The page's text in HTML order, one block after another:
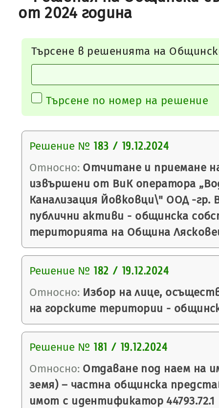
от 2024 година
Търсене в решенията на
Търсене по номер на решение
Решение № 183 / 19.12.2024
Относно: Отчитане и приемане
извършени от ВиК оператора
Канализация Йовковци\" ООД -гр.
публични активи - общинска
територията на Община
Решение № 182 / 19.12.2024
Относно: Избор на лице,
на горските територии -
Решение № 181 / 19.12.2024
Относно: Отдаване под наем на
земя) – частна общинска
имот с идентификатор 44793.72.1